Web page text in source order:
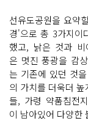
선유도공원을 요약
경'으로 총 3가지이
했고, 낡은 것과
은 멋진 풍광을 감
는 기존에 있던 것
의 가치를 더욱더
들, 가령 약품침전
이 남아있어 다양한